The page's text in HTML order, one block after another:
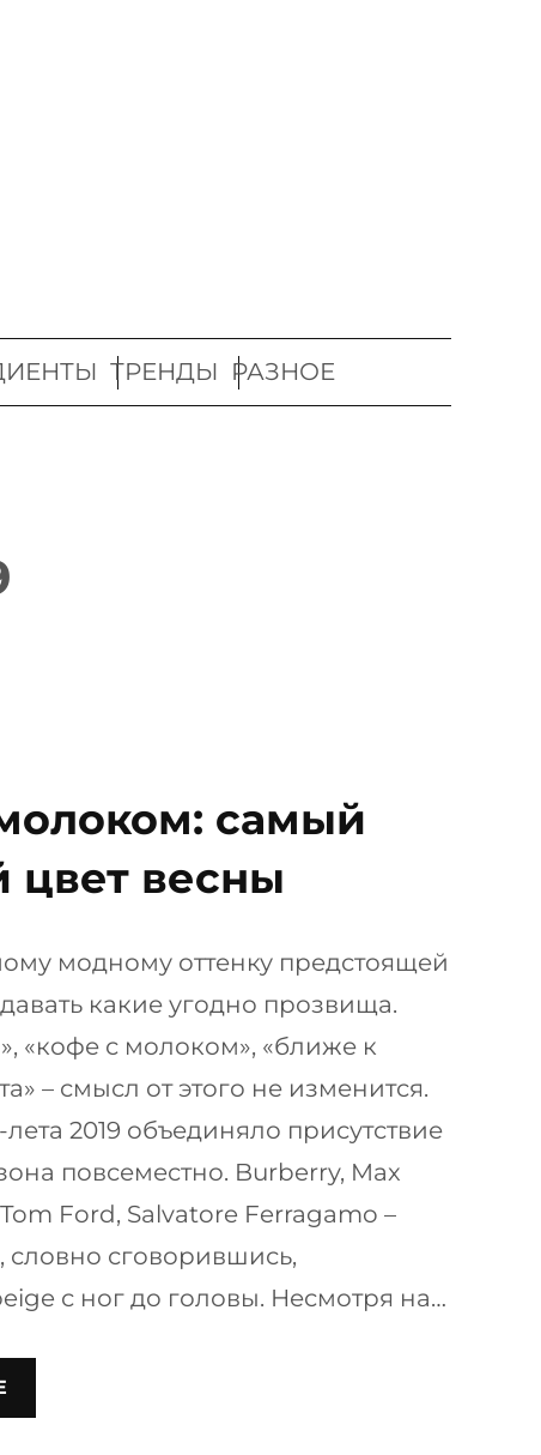
ТРЕНДЫ РАЗНОЕ
самый
цвет весны
модному оттенку предстоящей
какие угодно прозвища.
«кофе с молоком», «ближе к
– смысл от этого не изменится.
2019 объединяло присутствие
повсеместно. Burberry, Max
Ford, Salvatore Ferragamo –
сговорившись,
с ног до головы. Несмотря на…